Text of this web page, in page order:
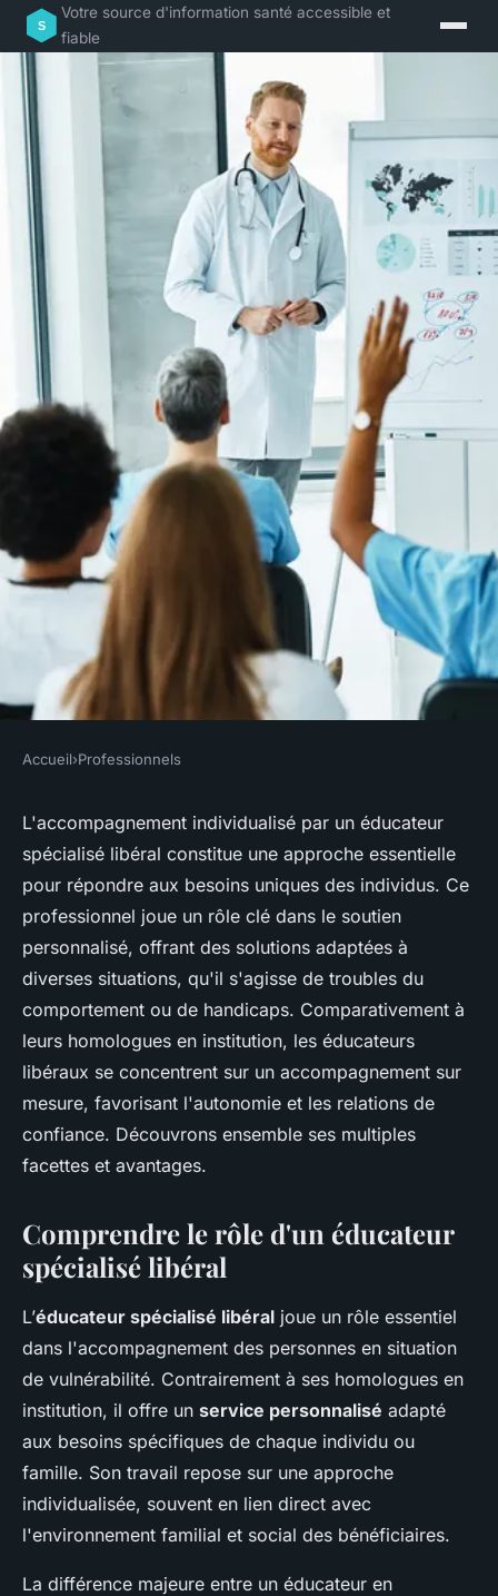
Votre source d'information santé accessible et
fiable
Accompagnement
individualisé par un éducateur
spécialisé libéral
Romane•12 mars 2025 •6 min de lecture
Accueil›Professionnels
L'accompagnement individualisé par un éducateur
spécialisé libéral constitue une approche essentielle
pour répondre aux besoins uniques des individus. Ce
professionnel joue un rôle clé dans le soutien
personnalisé, offrant des solutions adaptées à
diverses situations, qu'il s'agisse de troubles du
comportement ou de handicaps. Comparativement à
leurs homologues en institution, les éducateurs
libéraux se concentrent sur un accompagnement sur
mesure, favorisant l'autonomie et les relations de
confiance. Découvrons ensemble ses multiples
facettes et avantages.
Comprendre le rôle d'un éducateur
spécialisé libéral
L’éducateur spécialisé libéral joue un rôle essentiel
dans l'accompagnement des personnes en situation
de vulnérabilité. Contrairement à ses homologues en
institution, il offre un service personnalisé adapté
aux besoins spécifiques de chaque individu ou
famille. Son travail repose sur une approche
individualisée, souvent en lien direct avec
l'environnement familial et social des bénéficiaires.
La différence majeure entre un éducateur en